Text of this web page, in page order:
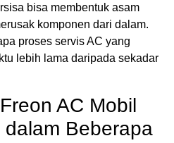
bisa membentuk asam
komponen dari dalam.
proses servis AC yang
lebih lama daripada sekadar
AC Mobil
Beberapa